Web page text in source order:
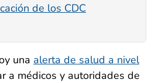
de los CDC
una alerta de salud a nivel
a médicos y autoridades de